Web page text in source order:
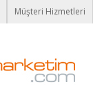
Müşteri Hizmetleri